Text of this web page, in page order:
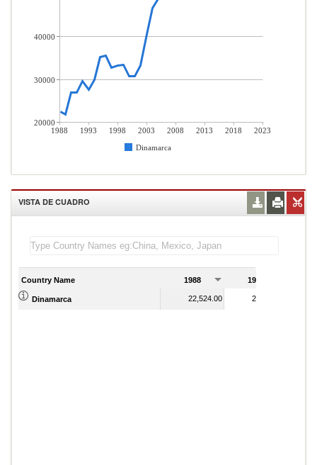
1988 1993 1998 2003 2008 2013 2018
2023
Dinamarca
40000
30000
20000
VISTA DE CUADRO
Country Name 1988 1989
Dinamarca 22,524.00 21,882.00